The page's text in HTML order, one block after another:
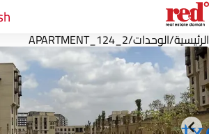
الرئيسية/الوحدات/
APARTMENT_124_2